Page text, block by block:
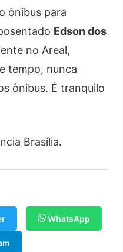
ônibus para
Edson dos
no Areal,
tempo, nunca
ônibus. É tranquilo
Brasília.
WhatsApp